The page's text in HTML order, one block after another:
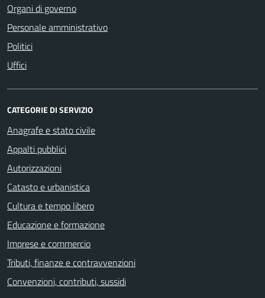
Organi di governo
Personale amministrativo
Politici
Uffici
CATEGORIE DI SERVIZIO
Anagrafe e stato civile
Appalti pubblici
Autorizzazioni
Catasto e urbanistica
Cultura e tempo libero
Educazione e formazione
Imprese e commercio
Tributi, finanze e contravvenzioni
Convenzioni, contributi, sussidi